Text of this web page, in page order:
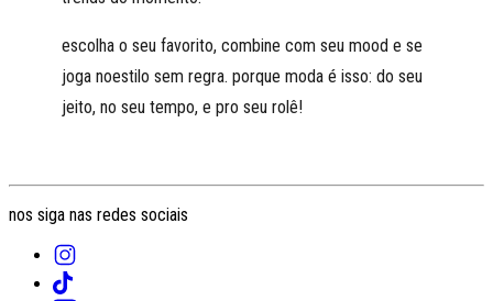
escolha o seu favorito, combine com seu mood e se
joga noestilo sem regra. porque moda é isso: do seu
jeito, no seu tempo, e pro seu rolê!
nos siga nas redes sociais